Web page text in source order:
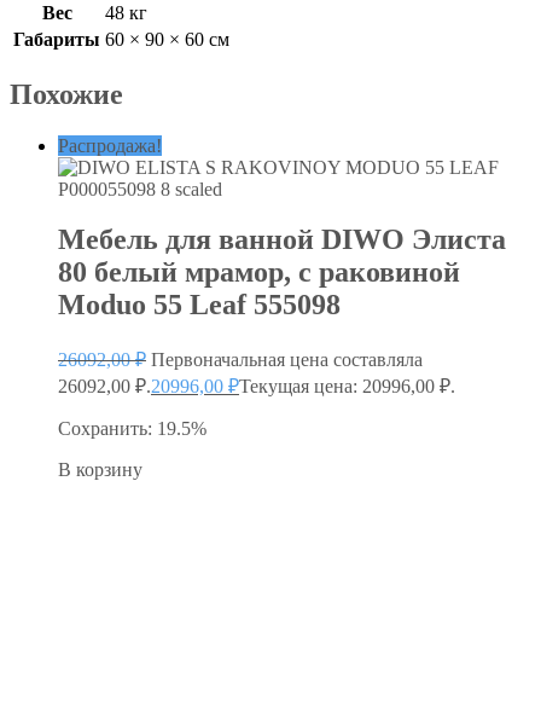
Вес
48 кг
Габариты 60 × 90 × 60 см
Похожие
Распродажа!
Мебель для ванной DIWO Элиста
80 белый мрамор, с раковиной
Moduo 55 Leaf 555098
26092,00₽ Первоначальная цена составляла
26092,00 ₽.20996,00 ₽Текущая цена: 20996,00 ₽.
Сохранить: 19.5%
В корзину